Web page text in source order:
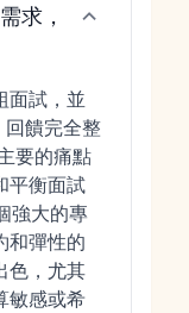
求，
面試，並
回饋完全整
要的痛點
平衡面試
強大的專
和彈性的
色，尤其
敏感或希